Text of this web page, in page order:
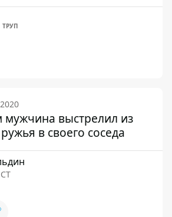
ТРУП
выстрелил из
в своего соседа